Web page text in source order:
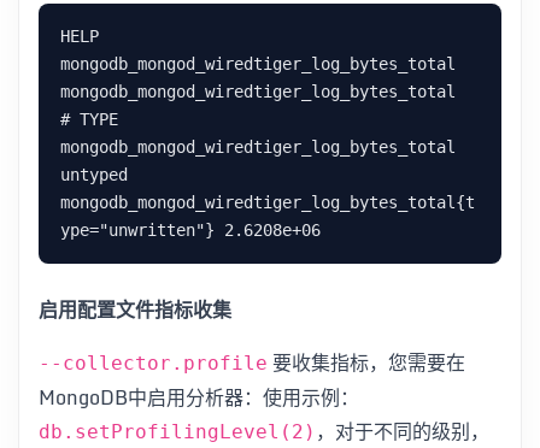
HELP
mongodb_mongod_wiredtiger_log_bytes_total
mongodb_mongod_wiredtiger_log_bytes_total
# TYPE
mongodb_mongod_wiredtiger_log_bytes_total
untyped
mongodb_mongod_wiredtiger_log_bytes_total{t
启用配置文件指标收集
--collector.profile 要收集指标，您需要在
MongoDB中启用分析器：使用示例：
db.setProfilingLevel(2) ，对于不同的级别，